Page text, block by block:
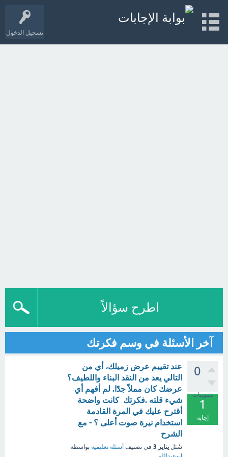
تسجيل الدخول
اطرح سؤالاً
آخر الأسئلة في وسم فكرتك
0
تصويتات
1
إجابة
عند تقييم عرض زميلك، أي من
التالي يعد من النقد البناء واللطيف؟
عرضك كان مملاً جدًا. لم أفهم أي
شيء قلته .فكرتك كانت واضحة
أقترح عليك في المرة القادمة
استخدام نيرة صوت أعلى ؟ - مع
الشرح
سُئل يناير 3 في تصنيف أسئلة تعليمية بواسطة